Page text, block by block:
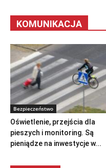
KOMUNIKACJA
Bezpieczeństwo
Oświetlenie, przejścia dla
pieszych i monitoring. Są
pieniądze na inwestycje w...